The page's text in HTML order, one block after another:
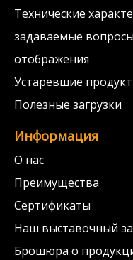
Технические
задаваемые
отображения
Устаревшие
Полезные загрузки
Информация
О нас
Преимущества
Сертификаты
Наш выставочный
Брошюра о